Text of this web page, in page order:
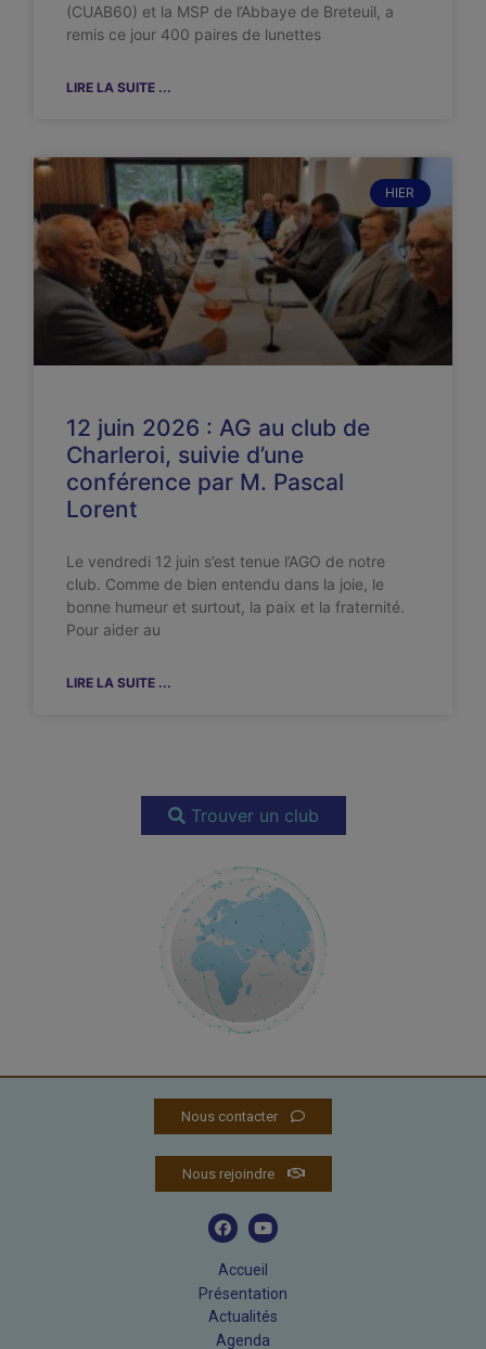
(CUAB60) et la MSP de l’Abbaye de Breteuil, a
remis ce jour 400 paires de lunettes
LIRE LA SUITE ...
HIER
12 juin 2026 : AG au club de
Charleroi, suivie d’une
conférence par M. Pascal
Lorent
Le vendredi 12 juin s’est tenue l’AGO de notre
club. Comme de bien entendu dans la joie, le
bonne humeur et surtout, la paix et la fraternité.
Pour aider au
LIRE LA SUITE ...
Trouver un club
Nous contacter
Nous rejoindre
Accueil
Présentation
Actualités
Agenda